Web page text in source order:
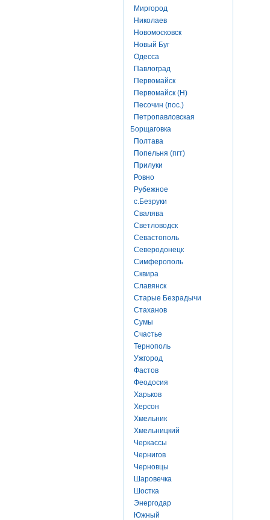
Миргород
Николаев
Новомосковск
Новый Буг
Одесса
Павлоград
Первомайск
Первомайск (Н)
Песочин (пос.)
Петропавловская
Борщаговка
Полтава
Попельня (пгт)
Прилуки
Ровно
Рубежное
с.Безруки
Свалява
Светловодск
Севастополь
Северодонецк
Симферополь
Сквира
Славянск
Старые Безрадычи
Стаханов
Сумы
Счастье
Тернополь
Ужгород
Фастов
Феодосия
Харьков
Херсон
Хмельник
Хмельницкий
Черкассы
Чернигов
Черновцы
Шаровечка
Шостка
Энергодар
Южный